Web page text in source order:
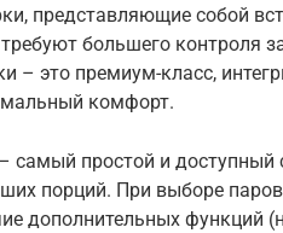
представляющие собой
большего контроля
– это премиум-класс,
комфорт.
простой и доступный
порций. При выборе
дополнительных функций